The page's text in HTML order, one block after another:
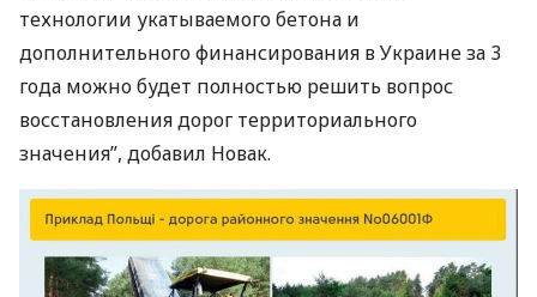
технологии укатываемого бетона и
дополнительного финансирования в Украине за 3
года можно будет полностью решить вопрос
восстановления дорог территориального
значения”, добавил Новак.